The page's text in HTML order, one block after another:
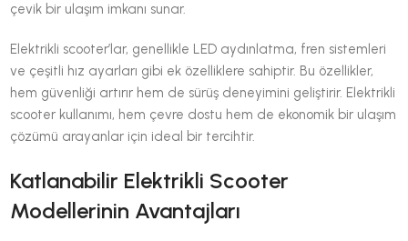
çevik bir ulaşım imkanı sunar.
Elektrikli scooter’lar, genellikle LED aydınlatma, fren sistemleri
ve çeşitli hız ayarları gibi ek özelliklere sahiptir. Bu özellikler,
hem güvenliği artırır hem de sürüş deneyimini geliştirir. Elektrikli
scooter kullanımı, hem çevre dostu hem de ekonomik bir ulaşım
çözümü arayanlar için ideal bir tercihtir.
Katlanabilir Elektrikli Scooter
Modellerinin Avantajları